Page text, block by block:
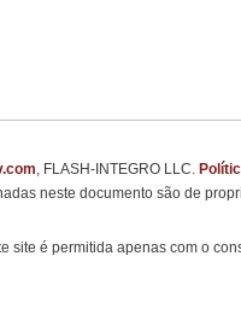
, FLASH-INTEGRO LLC.
neste documento são de
site é permitida apenas com o